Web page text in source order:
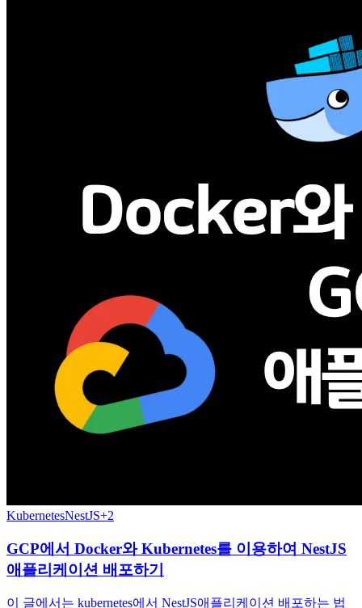
KubernetesNestJS+2
GCP에서 Docker와 Kubernetes를 이용하여 NestJS
애플리케이션 배포하기
이 글에서는 kubernetes에서 NestJS애플리케이션 배포하는 법